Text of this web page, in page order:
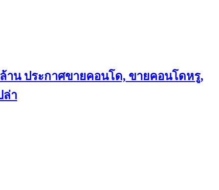
าน ประกาศขายคอนโด, ขายคอนโดหรู,
ล่า